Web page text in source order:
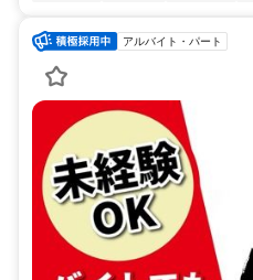
アルバイト・パート